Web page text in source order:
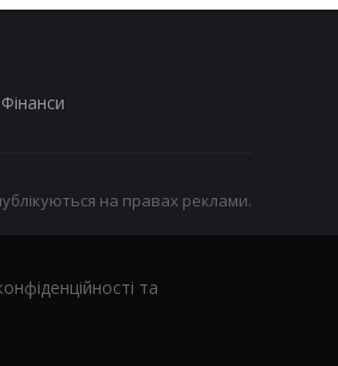
Фінанси
на правах реклами.
та